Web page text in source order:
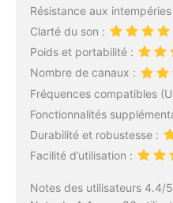
Résistance aux intempéries
Clarté du son :
Poids et portabilité :
Nombre de canaux :
Fréquences compatibles
Fonctionnalités
Durabilité et robustesse :
Facilité d’utilisation :
Notes des utilisateurs 4.4/5